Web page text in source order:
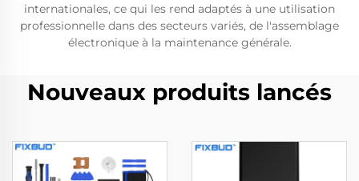
internationales, ce qui les rend adaptés à une utilisation
professionnelle dans des secteurs variés, de l'assemblage
électronique à la maintenance générale.
Nouveaux produits lancés